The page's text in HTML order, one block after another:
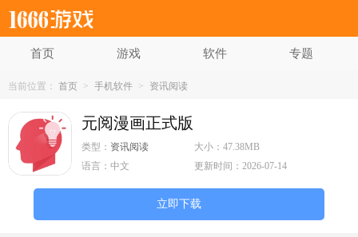
首页 游戏 软件 专题
当前位置： 首页 > 手机软件 > 资讯阅读
元阅漫画正式版
类型： 资讯阅读 大小：47.38MB
语言： 中文 更新时间：2026-07-14
立即下载